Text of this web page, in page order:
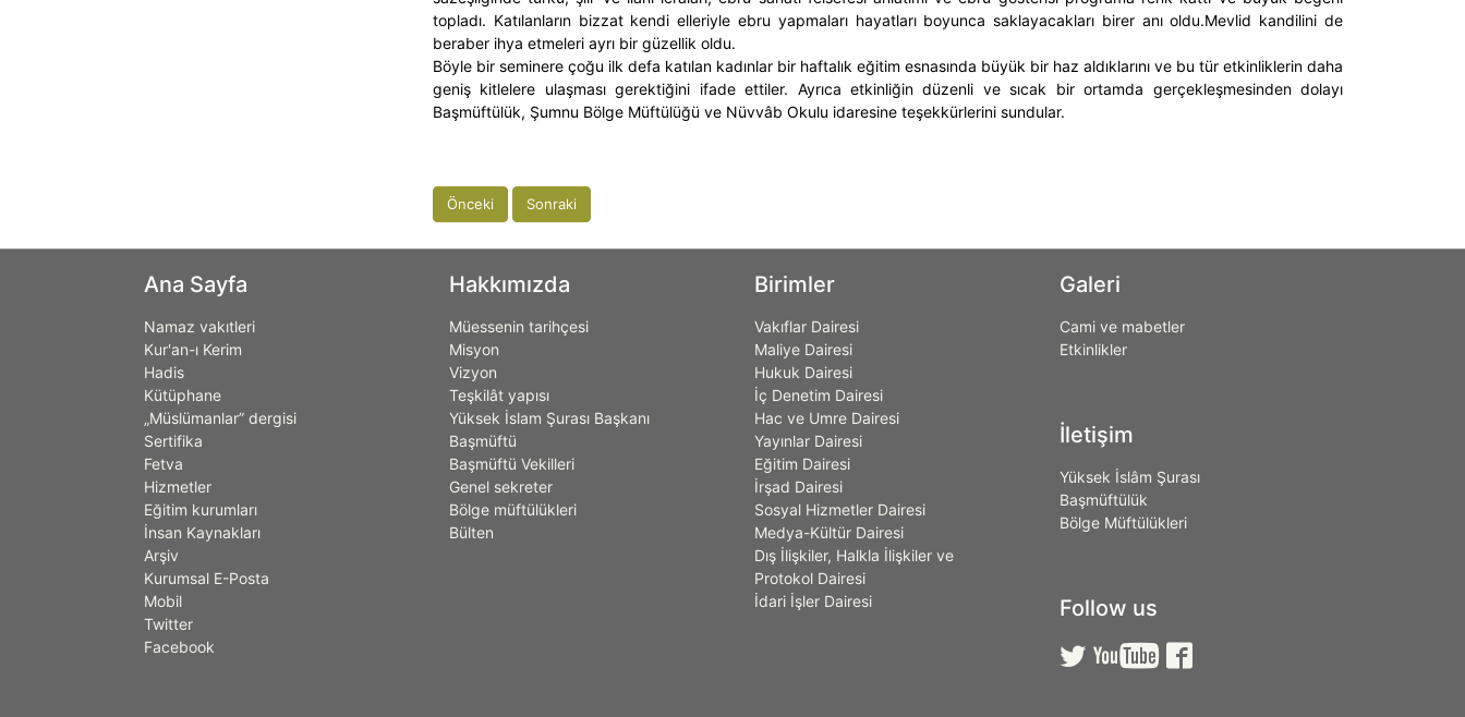
topladı. Katılanların bizzat kendi elleriyle ebru yapmaları hayatları boyunca saklayacakları birer anı oldu.Mevlid kandilini de
beraber ihya etmeleri ayrı bir güzellik oldu.
Böyle bir seminere çoğu ilk defa katılan kadınlar bir haftalık eğitim esnasında büyük bir haz aldıklarını ve bu tür etkinliklerin daha
geniş kitlelere ulaşması gerektiğini ifade ettiler. Ayrıca etkinliğin düzenli ve sıcak bir ortamda gerçekleşmesinden dolayı
Başmüftülük, Şumnu Bölge Müftülüğü ve Nüvvâb Okulu idaresine teşekkürlerini sundular.
Önceki Sonraki
Ana Sayfa
Namaz vakıtleri
Kur'an-ı Kerim
Hadis
Kütüphane
„Müslümanlar” dergisi
Sertifika
Fetva
Hizmetler
Eğitim kurumları
İnsan Kaynakları
Arşiv
Kurumsal E-Posta
Mobil
Twitter
Facebook
Hakkımızda
Müessenin tarihçesi
Misyon
Vizyon
Teşkilât yapısı
Yüksek İslam Şurası Başkanı
Başmüftü
Başmüftü Vekilleri
Genel sekreter
Bölge müftülükleri
Bülten
Birimler
Vakıflar Dairesi
Maliye Dairesi
Hukuk Dairesi
İç Denetim Dairesi
Hac ve Umre Dairesi
Yayınlar Dairesi
Eğitim Dairesi
İrşad Dairesi
Sosyal Hizmetler Dairesi
Medya-Kültür Dairesi
Dış İlişkiler, Halkla İlişkiler ve
Protokol Dairesi
İdari İşler Dairesi
Galeri
Cami ve mabetler
Etkinlikler
İletişim
Yüksek İslâm Şurası
Başmüftülük
Bölge Müftülükleri
Follow us
  